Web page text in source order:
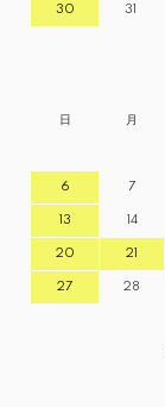
30 31
日 月
6 7
13 14
20 21
27 28